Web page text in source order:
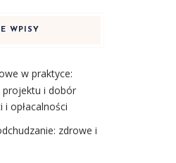
WPISY
w praktyce:
i dobór
opłacalności
zdrowe i